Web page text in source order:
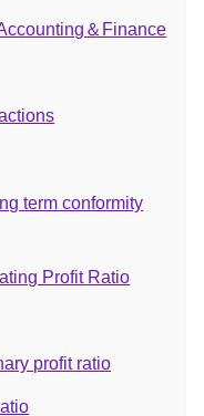
＆Finance
term conformity
Profit Ratio
profit ratio